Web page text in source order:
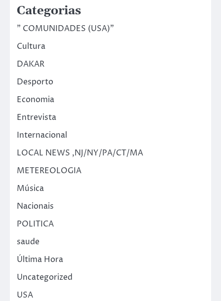
Categorias
" COMUNIDADES (USA)"
Cultura
DAKAR
Desporto
Economia
Entrevista
Internacional
LOCAL NEWS ,NJ/NY/PA/CT/MA
METEREOLOGIA
Música
Nacionais
POLITICA
saude
Última Hora
Uncategorized
USA